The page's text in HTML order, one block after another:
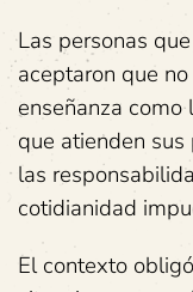
Las personas
aceptaron que
enseñanza
que atienden
las
cotidianidad
El contexto